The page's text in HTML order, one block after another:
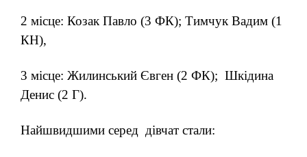
2 місце: Козак Павло (3 ФК); Тимчук Вадим (1
КН),
3 місце: Жилинський Євген (2 ФК); Шкідина
Денис (2 Г).
Найшвидшими серед дівчат стали: